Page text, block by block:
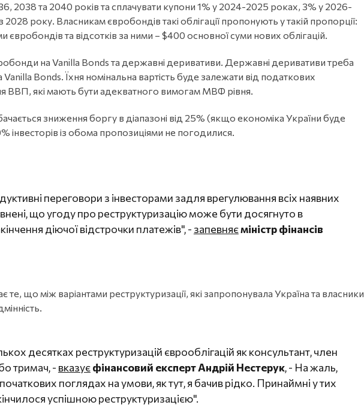
2038 та 2040 років та сплачувати купони 1% у 2024-2025 роках, 3% у 2026-
року. Власникам євробондів такі облігації пропонують у такій пропорції:
євробондів та відсотків за ними – $400 основної суми нових облігацій.
на Vanilla Bonds та державні деривативи. Державні деривативи треба
Bonds. Їхня номінальна вартість буде залежати від податкових
ВВП, які мають бути адекватного вимогам МВФ рівня.
зниження боргу в діапазоні від 25% (якщо економіка України буде
інвесторів із обома пропозиціями не погодилися.
переговори з інвесторами задля врегулювання всіх наявних
що угоду про реструктуризацію може бути досягнуто в
діючої відстрочки платежів", - запевняєміністр фінансів
те, що між варіантами реструктуризації, які запропонувала Україна та власники
десятках реструктуризацій єврооблігацій як консультант, член
тримач, - вказуєфінансовий експерт Андрій Нестерук, - На жаль,
поглядах на умови, як тут, я бачив рідко. Принаймні у тих
успішною реструктуризацією".